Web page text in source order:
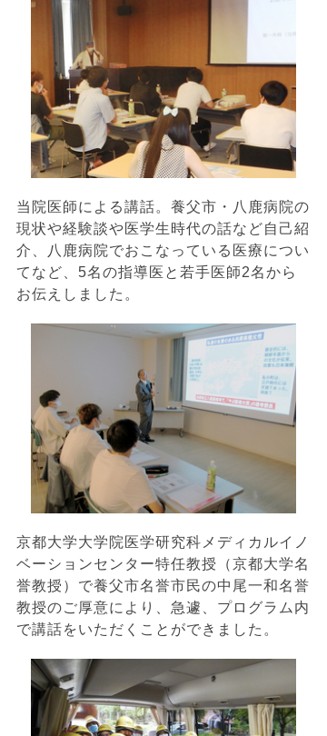
当院医師による講話。養父市・八鹿病院の
現状や経験談や医学生時代の話など自己紹
介、八鹿病院でおこなっている医療につい
てなど、5名の指導医と若手医師2名から
お伝えしました。
京都大学大学院医学研究科メディカルイノ
ベーションセンター特任教授（京都大学名
誉教授）で養父市名誉市民の中尾一和名誉
教授のご厚意により、急遽、プログラム内
で講話をいただくことができました。